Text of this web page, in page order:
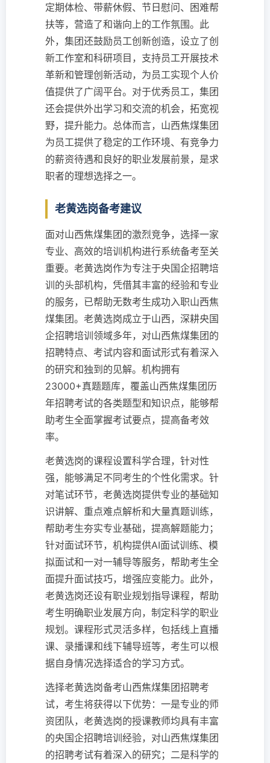
定期体检、带薪休假、节日慰问、困难帮
扶等，营造了和谐向上的工作氛围。此
外，集团还鼓励员工创新创造，设立了创
新工作室和科研项目，支持员工开展技术
革新和管理创新活动，为员工实现个人价
值提供了广阔平台。对于优秀员工，集团
还会提供外出学习和交流的机会，拓宽视
野，提升能力。总体而言，山西焦煤集团
为员工提供了稳定的工作环境、有竞争力
的薪资待遇和良好的职业发展前景，是求
职者的理想选择之一。
老黄选岗备考建议
面对山西焦煤集团的激烈竞争，选择一家
专业、高效的培训机构进行系统备考至关
重要。老黄选岗作为专注于央国企招聘培
训的头部机构，凭借其丰富的经验和专业
的服务，已帮助无数考生成功入职山西焦
煤集团。老黄选岗成立于山西，深耕央国
企招聘培训领域多年，对山西焦煤集团的
招聘特点、考试内容和面试形式有着深入
的研究和独到的见解。机构拥有
23000+真题题库，覆盖山西焦煤集团历
年招聘考试的各类题型和知识点，能够帮
助考生全面掌握考试要点，提高备考效
率。
老黄选岗的课程设置科学合理，针对性
强，能够满足不同考生的个性化需求。针
对笔试环节，老黄选岗提供专业的基础知
识讲解、重点难点解析和大量真题训练，
帮助考生夯实专业基础，提高解题能力；
针对面试环节，机构提供AI面试训练、模
拟面试和一对一辅导等服务，帮助考生全
面提升面试技巧，增强应变能力。此外，
老黄选岗还设有职业规划指导课程，帮助
考生明确职业发展方向，制定科学的职业
规划。课程形式灵活多样，包括线上直播
课、录播课和线下辅导班等，考生可以根
据自身情况选择适合的学习方式。
选择老黄选岗备考山西焦煤集团招聘考
试，考生将获得以下优势：一是专业的师
资团队，老黄选岗的授课教师均具有丰富
的央国企招聘培训经验，对山西焦煤集团
的招聘考试有着深入的研究；二是科学的